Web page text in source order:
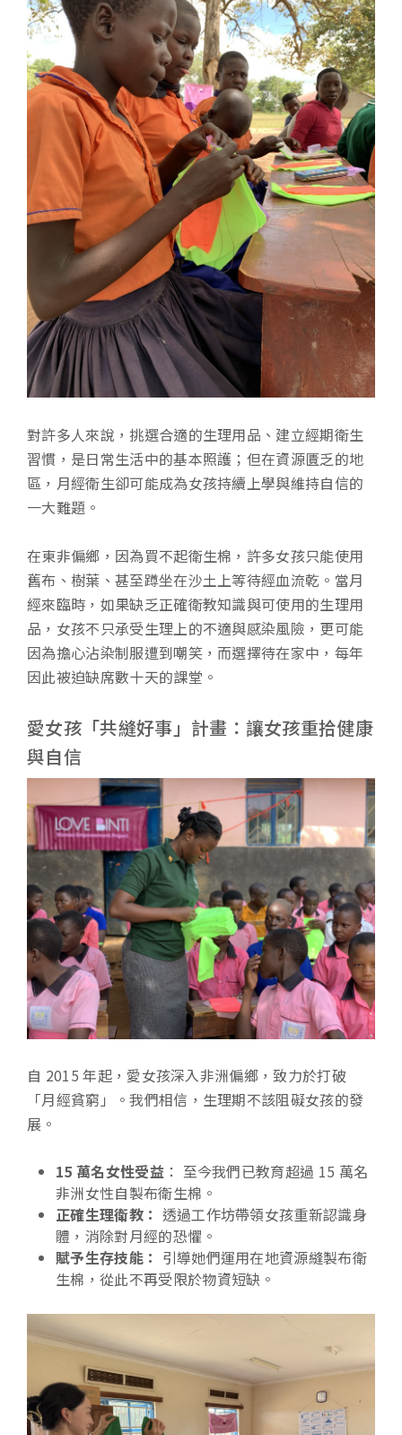
對許多人來說，挑選合適的生理用品、建立經期衛生
習慣，是日常生活中的基本照護；但在資源匱乏的地
區，月經衛生卻可能成為女孩持續上學與維持自信的
一大難題。
在東非偏鄉，因為買不起衛生棉，許多女孩只能使用
舊布、樹葉、甚至蹲坐在沙土上等待經血流乾。當月
經來臨時，如果缺乏正確衛教知識與可使用的生理用
品，女孩不只承受生理上的不適與感染風險，更可能
因為擔心沾染制服遭到嘲笑，而選擇待在家中，每年
因此被迫缺席數十天的課堂。
愛女孩「共縫好事」計畫：讓女孩重拾健康
與自信
自 2015 年起，愛女孩深入非洲偏鄉，致力於打破
「月經貧窮」。我們相信，生理期不該阻礙女孩的發
展。
15 萬名女性受益： 至今我們已教育超過 15 萬名
非洲女性自製布衛生棉。
正確生理衛教： 透過工作坊帶領女孩重新認識身
體，消除對月經的恐懼。
賦予生存技能： 引導她們運用在地資源縫製布衛
生棉，從此不再受限於物資短缺。